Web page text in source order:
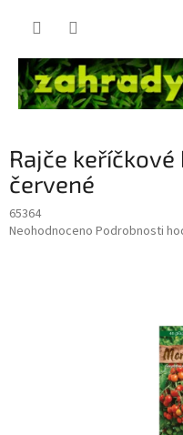
Rajče keříčkové
červené
65364
Průměrné
Neohodnoceno Podrobnosti